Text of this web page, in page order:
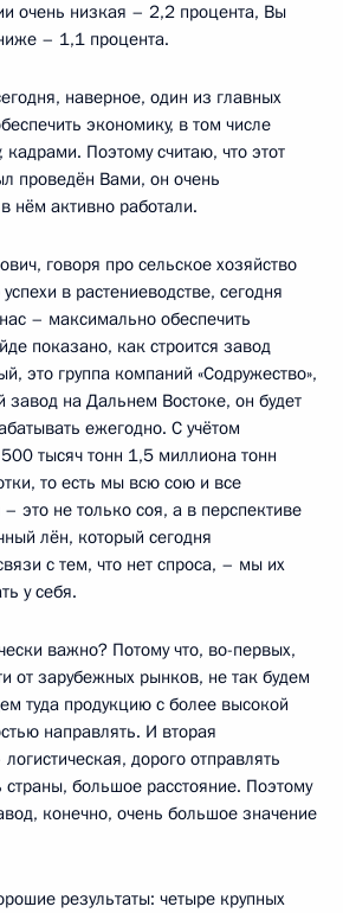
очень низкая – 2,2 процента, Вы
– 1,1 процента.
наверное, один из главных
экономику, в том числе
кадрами. Поэтому считаю, что этот
проведён Вами, он очень
нём активно работали.
говоря про сельское хозяйство
в растениеводстве, сегодня
– максимально обеспечить
показано, как строится завод
это группа компаний «Содружество»,
завод на Дальнем Востоке, он будет
ежегодно. С учётом
тысяч тонн 1,5 миллиона тонн
то есть мы всю сою и все
это не только соя, а в перспективе
лён, который сегодня
с тем, что нет спроса, – мы их
у себя.
важно? Потому что, во-первых,
от зарубежных рынков, не так будем
туда продукцию с более высокой
направлять. И вторая
дорого отправлять
страны, большое расстояние. Поэтому
конечно, очень большое значение
результаты: четыре крупных